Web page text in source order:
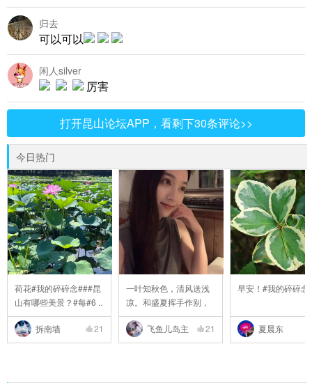
归去
可以可以
闲人silver
厉害
打开昆山论坛APP，看剩下30条评论>>
今日热门
荷花#我的碎碎念###昆
山有哪些美景？#每#6 ..
拆南墙 21
一叶知秋色，清风送浅
凉。和盛夏挥手作别，
..
飞鱼儿岛主
21
早安！#我的碎碎念
夏晨东